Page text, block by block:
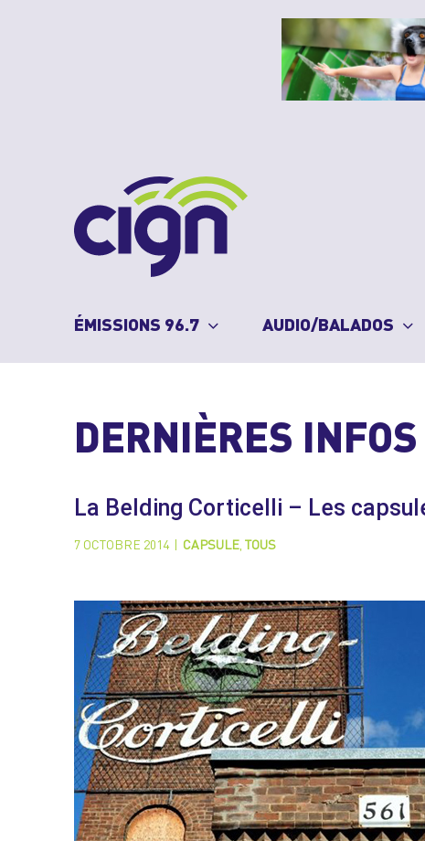
ÉMISSIONS 96.7 AUDIO/BALADOS
DERNIÈRES INFOS
La Belding Corticelli – Les
7 OCTOBRE 2014 CAPSULE, TOUS